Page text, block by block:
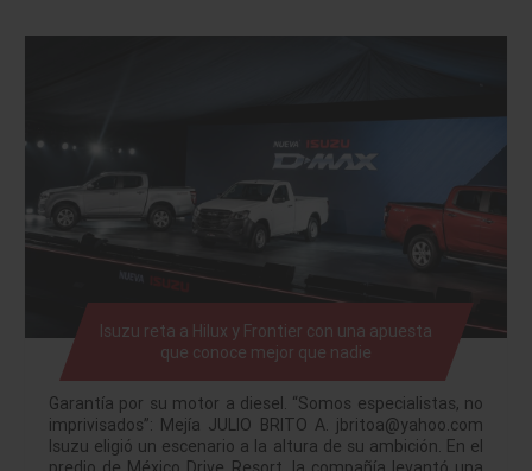
Isuzu reta a Hilux y Frontier con una apuesta
que conoce mejor que nadie
Garantía por su motor a diesel. “Somos especialistas, no
imprivisados”: Mejía JULIO BRITO A. jbritoa@yahoo.com
Isuzu eligió un escenario a la altura de su ambición. En el